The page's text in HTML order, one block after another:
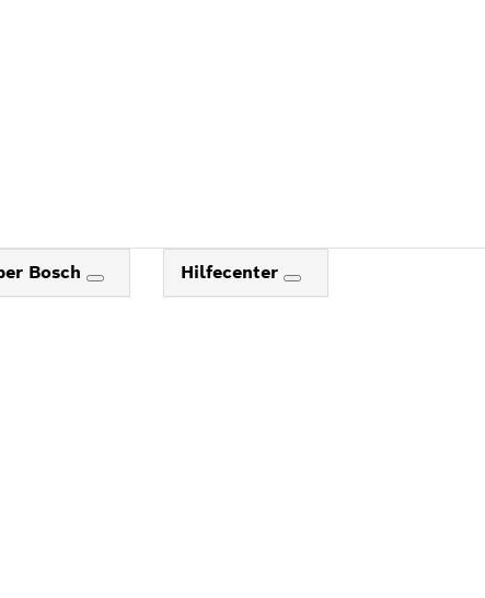
Bosch Hilfecenter